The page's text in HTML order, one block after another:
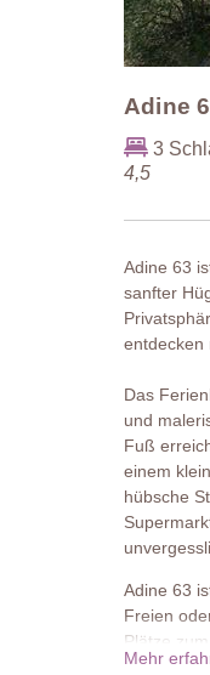
Adine
3
4,5
Adine 63
sanfter
entdecken
Das
und
Fuß
einem
hübsche
Adine 63
Freien
Plätze
Mehr